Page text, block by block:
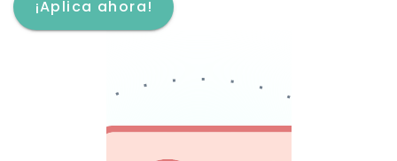
¡Aplica ahora!